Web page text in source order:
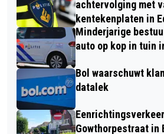
achtervolging met
kentekenplaten in
Minderjarige
auto op kop in tuin
Bol waarschuwt
datalek
Gowthorpestraat in